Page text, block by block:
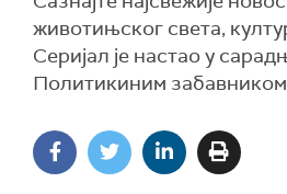
животињског света,
Серијал је настао у
Политикиним